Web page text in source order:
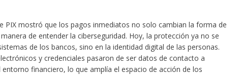
PIX mostró que los pagos inmediatos no solo cambian la forma de
de entender la ciberseguridad. Hoy, la protección ya no se
de los bancos, sino en la identidad digital de las personas.
y credenciales pasaron de ser datos de contacto a
financiero, lo que amplía el espacio de acción de los